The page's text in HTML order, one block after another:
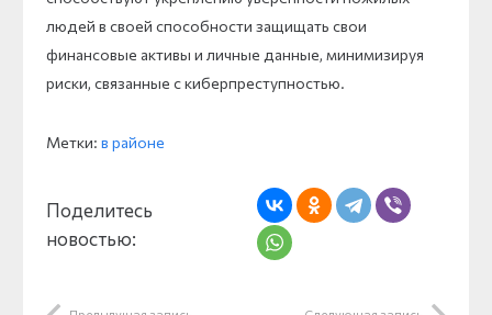
людей в своей способности защищать свои
финансовые активы и личные данные, минимизируя
риски, связанные с киберпреступностью.
Метки: в районе
Поделитесь
новостью: